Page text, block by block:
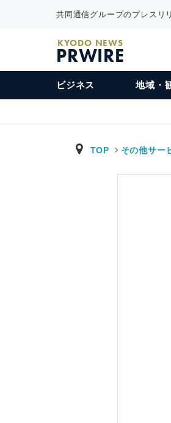
共同通信グループのプレスリ
KYODO NEWS
PRWIRE
ビジネス 地域・
TOP その他サー